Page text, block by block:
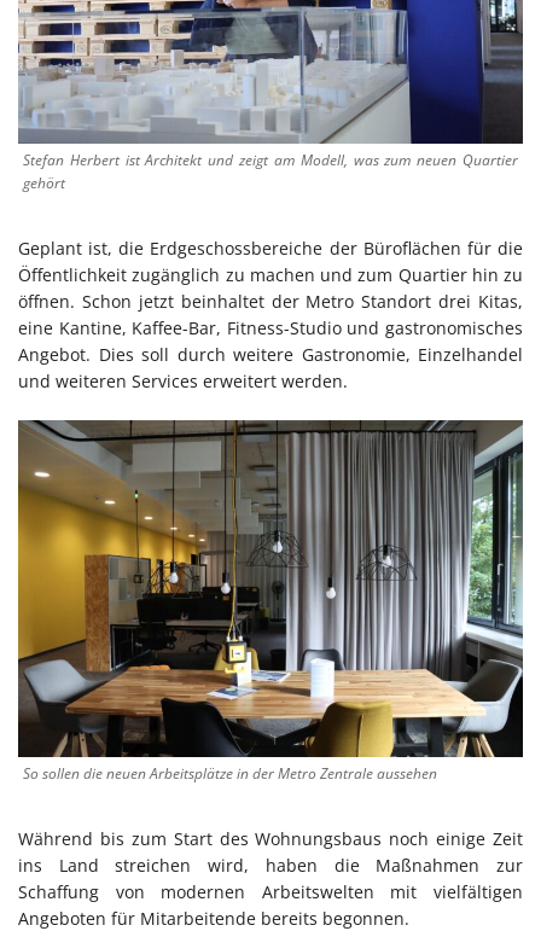
Stefan Herbert ist Architekt und zeigt am Modell, was zum neuen Quartier
gehört
Geplant ist, die Erdgeschossbereiche der Büroflächen für die
Öffentlichkeit zugänglich zu machen und zum Quartier hin zu
öffnen. Schon jetzt beinhaltet der Metro Standort drei Kitas,
eine Kantine, Kaffee-Bar, Fitness-Studio und gastronomisches
Angebot. Dies soll durch weitere Gastronomie, Einzelhandel
und weiteren Services erweitert werden.
So sollen die neuen Arbeitsplätze in der Metro Zentrale aussehen
Während bis zum Start des Wohnungsbaus noch einige Zeit
ins Land streichen wird, haben die Maßnahmen zur
Schaffung von modernen Arbeitswelten mit vielfältigen
Angeboten für Mitarbeitende bereits begonnen.